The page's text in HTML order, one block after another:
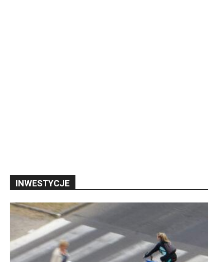
INWESTYCJE